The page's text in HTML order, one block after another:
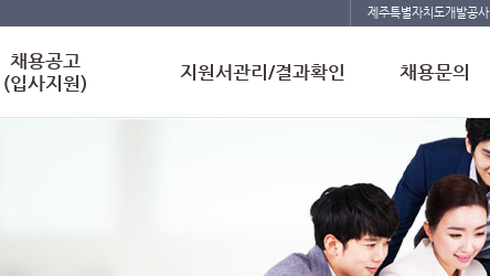
제주특별자치도개발공사
채용공고
(입사지원)
지원서관리/결과확인 채용문의